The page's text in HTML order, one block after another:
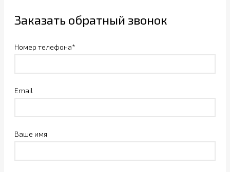
Заказать обратный звонок
Номер телефона*
Email
Ваше имя